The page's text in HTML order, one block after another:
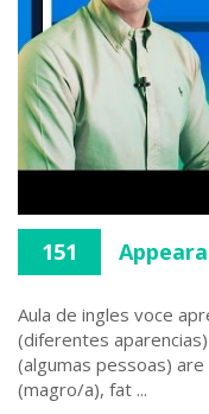
151
Aula de ingles voce
(diferentes
(algumas pessoas)
(magro/a), fat ...